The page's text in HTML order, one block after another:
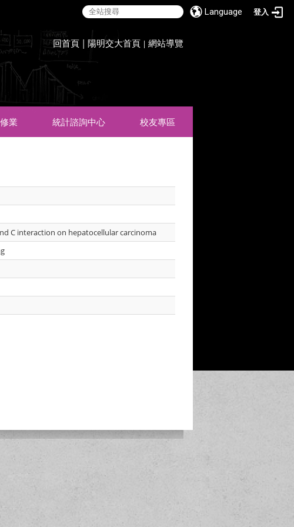
Language 登入
回首頁 | 陽明交大首頁 |網站導覽
業 統計諮詢中心 校友專區
C interaction on hepatocellular carcinoma